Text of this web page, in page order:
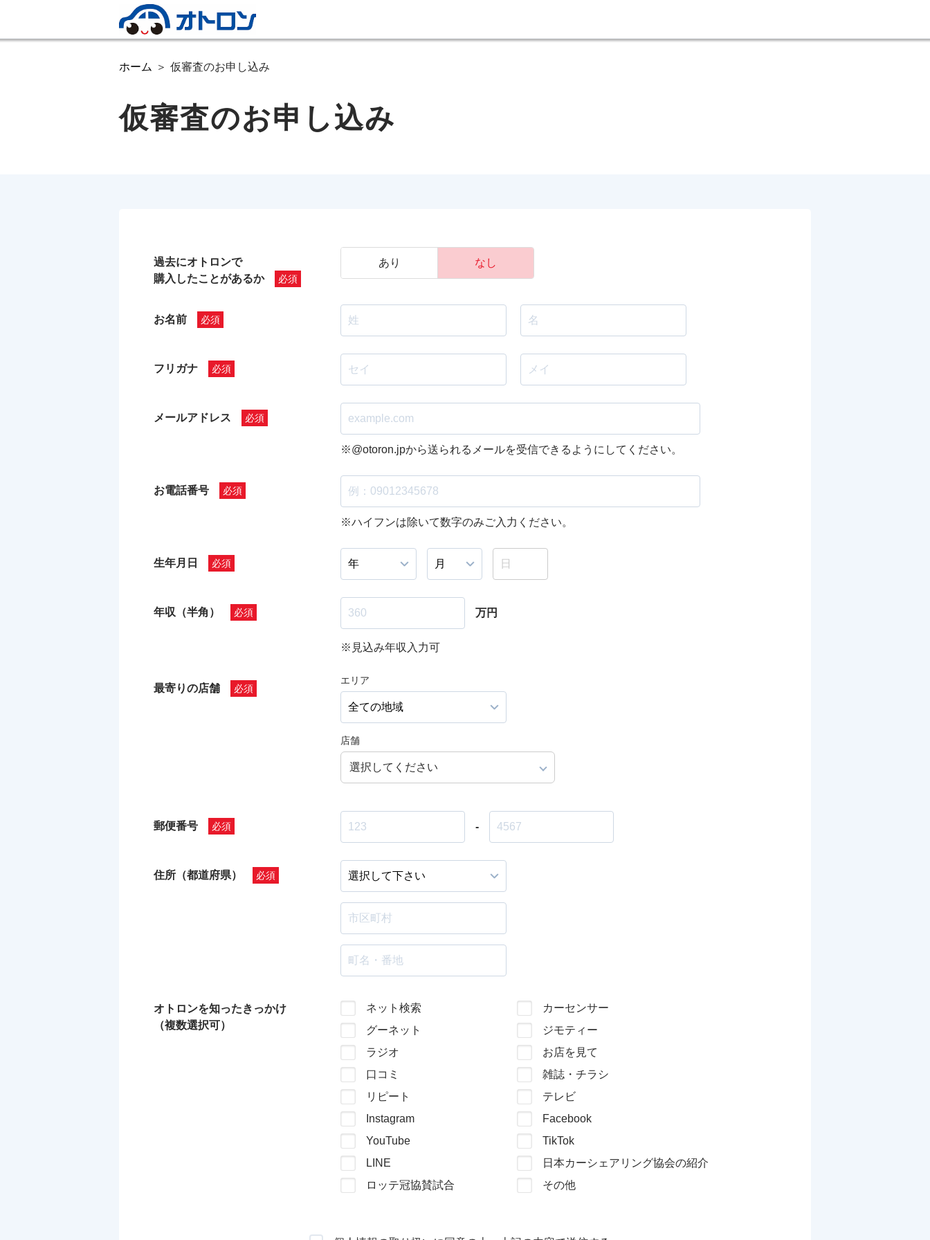
ホーム 仮審査のお申し込み
仮審査のお申し込み
過去にオトロンで
購入したことがあるか
あり なし
お名前
フリガナ
メールアドレス
※@otoron.jpから送られるメールを受信できるようにしてください。
お電話番号
※ハイフンは除いて数字のみご入力ください。
生年月日
年収（半角） 万円
※見込み年収入力可
最寄りの店舗
エリア
店舗
選択してください
郵便番号 -
住所（都道府県）
オトロンを知ったきっかけ
（複数選択可）
ネット検索
カーセンサー
グーネット
ジモティー
ラジオ
お店を見て
口コミ
雑誌・チラシ
リピート
テレビ
Instagram
Facebook
YouTube
TikTok
LINE
日本カーシェアリング協会の紹介
ロッテ冠協賛試合
その他